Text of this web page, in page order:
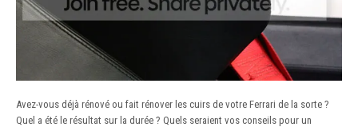
Avez-vous déjà rénové ou fait rénover les cuirs de votre Ferrari de la sorte ?
Quel a été le résultat sur la durée ? Quels seraient vos conseils pour un